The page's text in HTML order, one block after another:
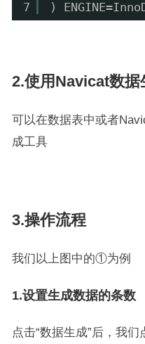
7
)
2.使用Navicat数据
可以在数据表中或者
成工具
3.操作流程
我们以上图中的①为例
1.设置生成数据的条数
点击“数据生成”后，我